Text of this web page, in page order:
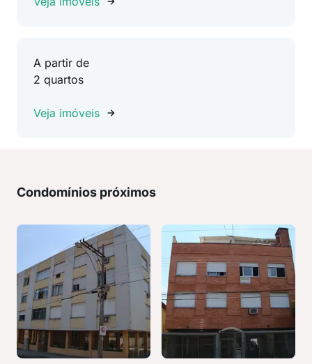
A partir de
2 quartos
Veja imóveis
Condomínios próximos